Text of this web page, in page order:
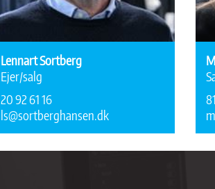
Lennart Sortberg
Ejer/salg
20 92 61 16
ls@sortberghansen.dk